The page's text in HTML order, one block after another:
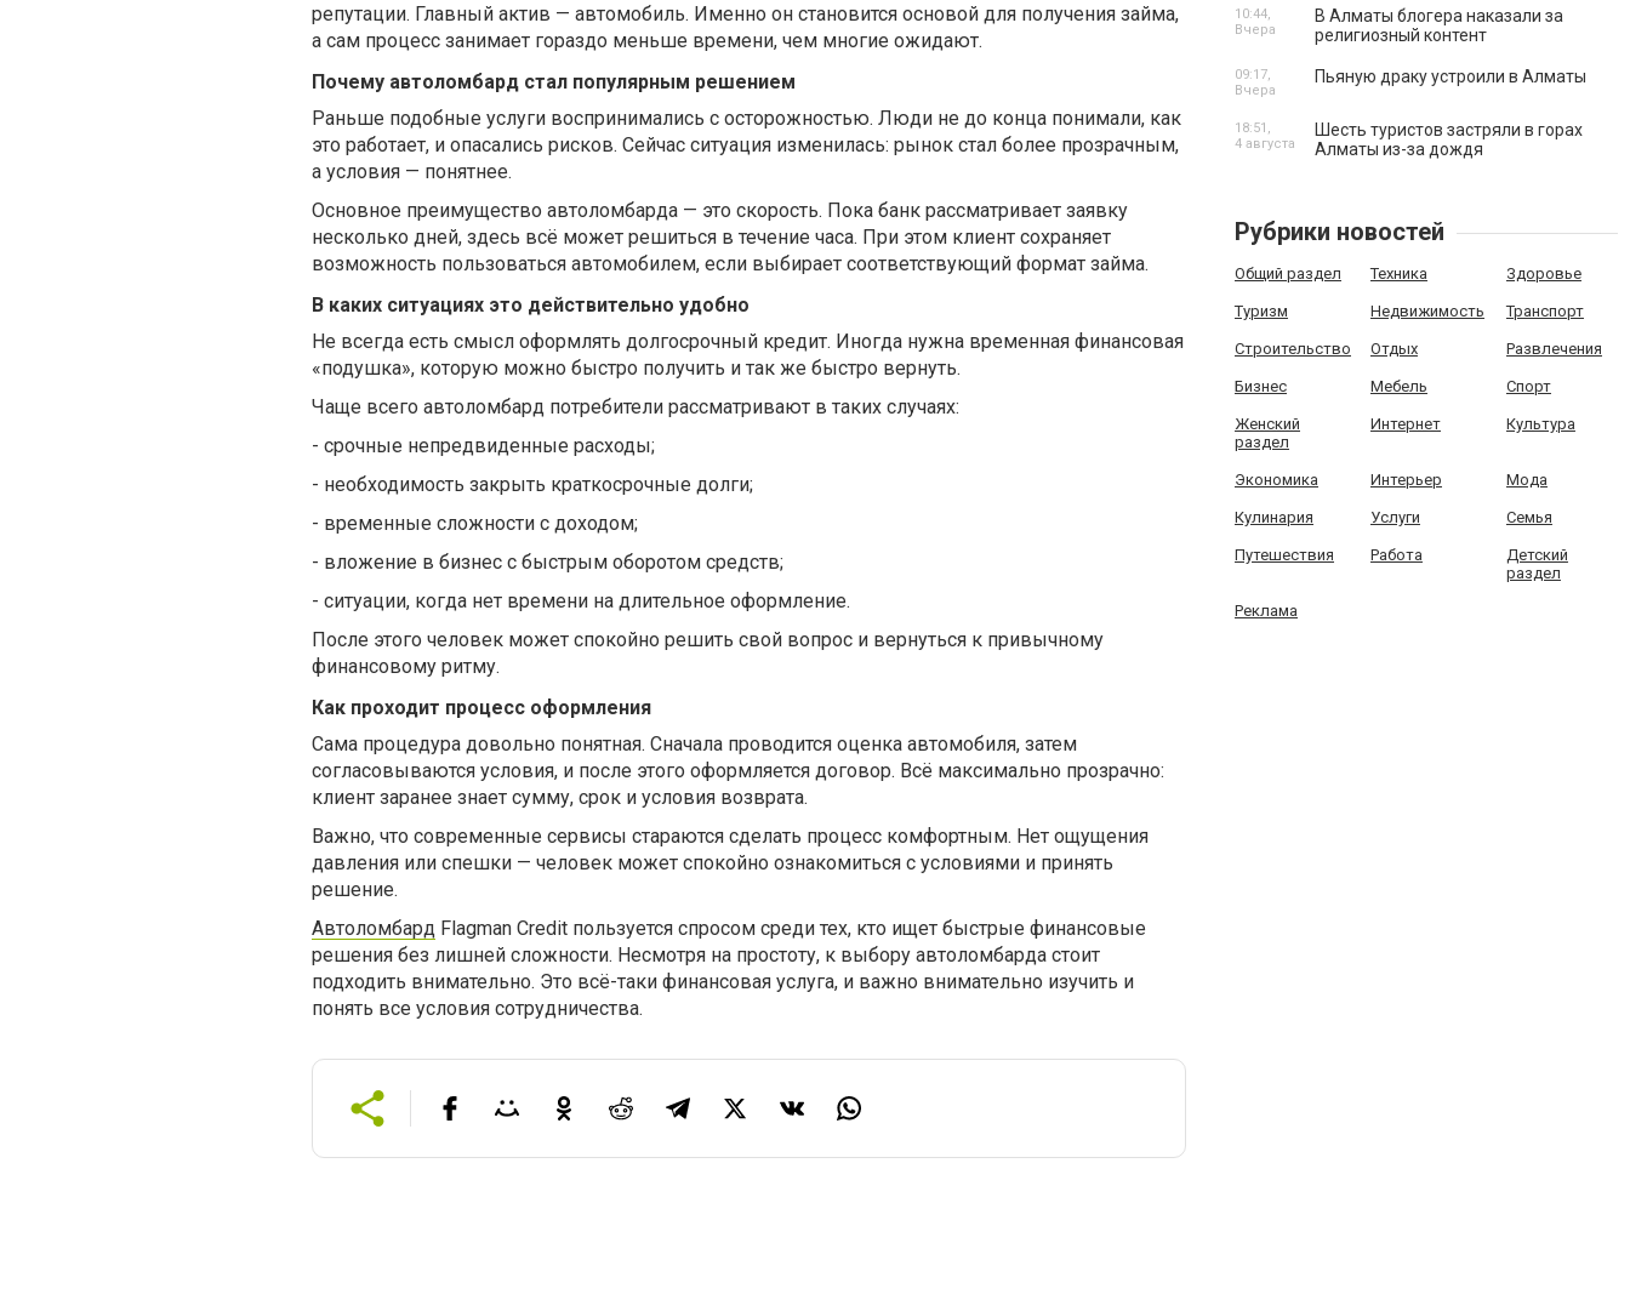
репутации. Главный актив — автомобиль. Именно он становится основой для получения займа,
а сам процесс занимает гораздо меньше времени, чем многие ожидают.
Почему автоломбард стал популярным решением
Раньше подобные услуги воспринимались с осторожностью. Люди не до конца понимали, как
это работает, и опасались рисков. Сейчас ситуация изменилась: рынок стал более прозрачным,
а условия — понятнее.
Основное преимущество автоломбарда — это скорость. Пока банк рассматривает заявку
несколько дней, здесь всё может решиться в течение часа. При этом клиент сохраняет
возможность пользоваться автомобилем, если выбирает соответствующий формат займа.
В каких ситуациях это действительно удобно
Не всегда есть смысл оформлять долгосрочный кредит. Иногда нужна временная финансовая
«подушка», которую можно быстро получить и так же быстро вернуть.
Чаще всего автоломбард потребители рассматривают в таких случаях:
- срочные непредвиденные расходы;
- необходимость закрыть краткосрочные долги;
- временные сложности с доходом;
- вложение в бизнес с быстрым оборотом средств;
- ситуации, когда нет времени на длительное оформление.
После этого человек может спокойно решить свой вопрос и вернуться к привычному
финансовому ритму.
Как проходит процесс оформления
Сама процедура довольно понятная. Сначала проводится оценка автомобиля, затем
согласовываются условия, и после этого оформляется договор. Всё максимально прозрачно:
клиент заранее знает сумму, срок и условия возврата.
Важно, что современные сервисы стараются сделать процесс комфортным. Нет ощущения
давления или спешки — человек может спокойно ознакомиться с условиями и принять
решение.
Автоломбард Flagman Credit пользуется спросом среди тех, кто ищет быстрые финансовые
решения без лишней сложности. Несмотря на простоту, к выбору автоломбарда стоит
подходить внимательно. Это всё-таки финансовая услуга, и важно внимательно изучить и
понять все условия сотрудничества.
В Алматы блогера наказали за
религиозный контент
10:44,
Вчера
Пьяную драку устроили в Алматы
09:17,
Вчера
Шесть туристов застряли в горах
Алматы из-за дождя
18:51,
4 августа
Рубрики новостей
Общий раздел Техника Здоровье
Туризм Недвижимость Транспорт
Строительство Отдых Развлечения
Бизнес Мебель Спорт
Женский
раздел
Интернет Культура
Экономика Интерьер Мода
Кулинария Услуги Семья
Путешествия Работа
Детский
раздел
Реклама